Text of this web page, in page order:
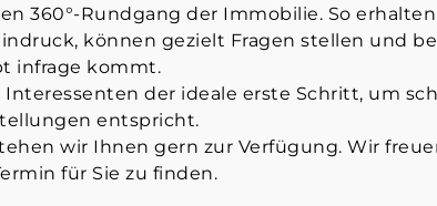
360°-Rundgang der Immobilie. So
können gezielt Fragen stellen und
infrage kommt.
der ideale erste Schritt, um
entspricht.
wir Ihnen gern zur Verfügung. Wir
für Sie zu finden.